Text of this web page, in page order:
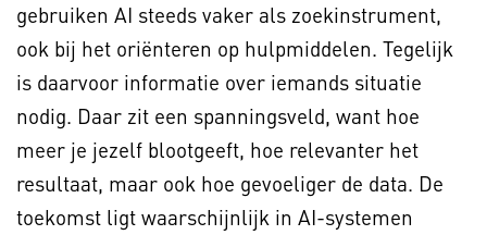
gebruiken AI steeds vaker als zoekinstrument,
ook bij het oriënteren op hulpmiddelen. Tegelijk
is daarvoor informatie over iemands situatie
nodig. Daar zit een spanningsveld, want hoe
meer je jezelf blootgeeft, hoe relevanter het
resultaat, maar ook hoe gevoeliger de data. De
toekomst ligt waarschijnlijk in AI-systemen